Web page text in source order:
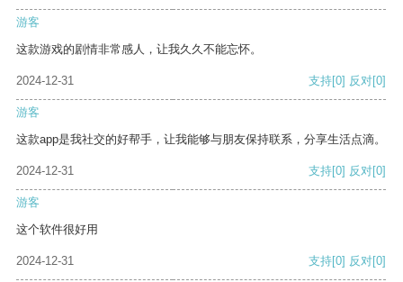
游客
这款游戏的剧情非常感人，让我久久不能忘怀。
2024-12-31 支持[0] 反对[0]
游客
这款app是我社交的好帮手，让我能够与朋友保持联系，分享生活点滴。
2024-12-31 支持[0] 反对[0]
游客
这个软件很好用
2024-12-31 支持[0] 反对[0]